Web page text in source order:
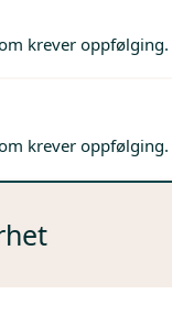
krever oppfølging.
krever oppfølging.